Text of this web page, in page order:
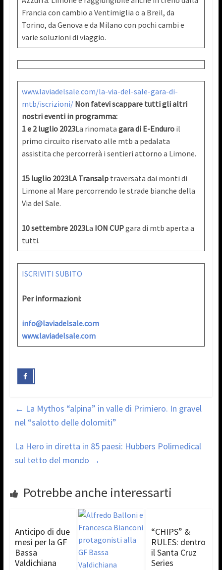
Francia con cambio a Ventimiglia o a Breil, da
Torino, da Genova e da Milano con pochi cambi e
varie soluzioni di viaggio.
www.laviadelsale.com/la-via-del-sale-gara-di-
mtb/iscrizioni/ Non fatevi scappare tutti gli altri
nostri eventi in programma:
1 e 2 luglio 2023La rinomata gara di E-Enduroil
primo circuito riservato alle mtb a pedalata
assistita che percorrerà i sentieri attorno a Limone.
15 luglio 2023LA Transalptraversata dai monti di
Limone al Mare percorrendo le strade bianche della
Via del Sale.
10 settembre 2023La ION CUPgara di mtb aperta a
tutti.
ISCRIVITI SUBITO
Per informazioni:
info@laviadelsale.com
www.laviadelsale.com
← La Mythos “alpina” in valle di Primiero. In gravel
nel “salotto delle dolomiti”
La Hero in diretta in 85 paesi: Hubbers Polimedical
sul tetto del mondo →
Potrebbe anche interessarti
Anticipo di due
mesi per la GF
Bassa
Valdichiana
“CHIPS” &
RULES: dentro
il Santa Cruz
Series